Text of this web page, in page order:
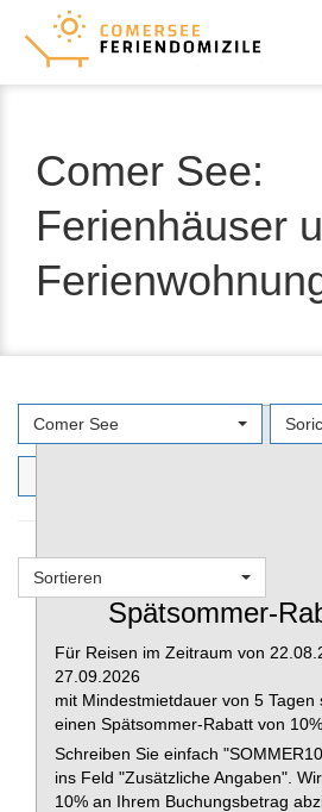
Comer See:
Ferienhäuser
Comer See
Sortieren
Spätsommer-
Für Reisen im Zeitraum von
27.09.2026
mit Mindestmietdauer von 5 Tagen
einen Spätsommer-Rabatt von 10%.
Schreiben Sie einfach
ins Feld "Zusätzliche Angaben".
10% an Ihrem Buchungsbetrag